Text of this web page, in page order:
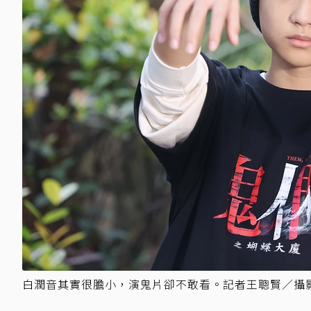
白潤音其實很膽小，演鬼片卻不敢看。記者王聰賢／攝